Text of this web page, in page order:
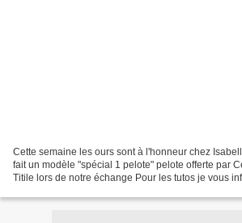
Cette semaine les ours sont à l'honneur chez
fait un modèle "spécial 1 pelote" pelote offerte par
Titile lors de notre échange Pour les tutos je vous